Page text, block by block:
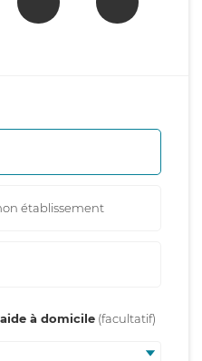
établissement
à domicile